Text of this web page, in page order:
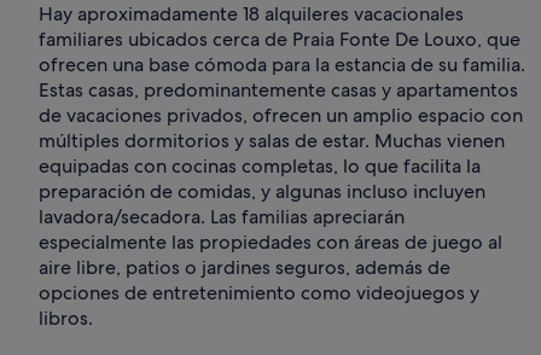
Hay aproximadamente 18 alquileres vacacionales
familiares ubicados cerca de Praia Fonte De Louxo, que
ofrecen una base cómoda para la estancia de su familia.
Estas casas, predominantemente casas y apartamentos
de vacaciones privados, ofrecen un amplio espacio con
múltiples dormitorios y salas de estar. Muchas vienen
equipadas con cocinas completas, lo que facilita la
preparación de comidas, y algunas incluso incluyen
lavadora/secadora. Las familias apreciarán
especialmente las propiedades con áreas de juego al
aire libre, patios o jardines seguros, además de
opciones de entretenimiento como videojuegos y
libros.